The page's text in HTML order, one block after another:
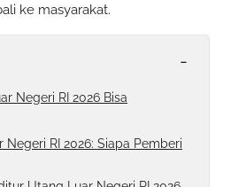
ke masyarakat.
-
Negeri RI 2026 Bisa
RI 2026: Siapa Pemberi